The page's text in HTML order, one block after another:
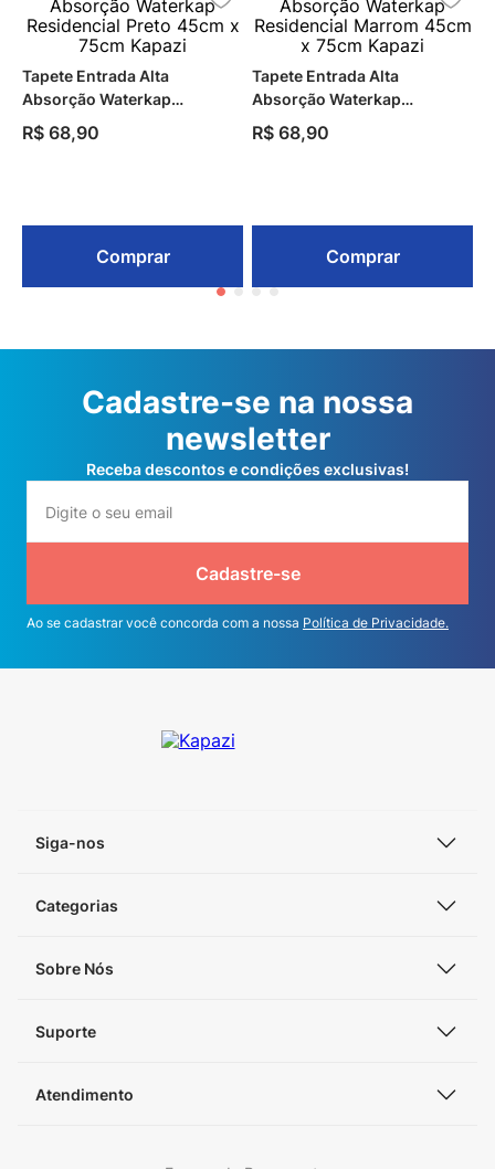
Tapete Entrada Alta
Absorção Waterkap
Residencial Preto 45cm x
75cm Kapazi
R$ 68,90
Comprar
Tapete Entrada Alta
Absorção Waterkap
Residencial Marrom 45cm x
75cm Kapazi
R$ 68,90
Comprar
Cadastre-se na nossa
newsletter
Receba descontos e condições exclusivas!
Cadastre-se
Ao se cadastrar você concorda com a nossa Política de Privacidade.
Siga-nos
Categorias
Sobre Nós
Suporte
Atendimento